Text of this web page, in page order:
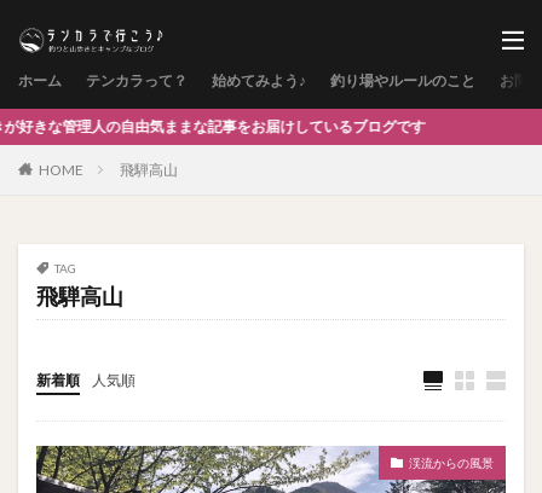
ホーム テンカラって？ 始めてみよう♪ 釣り場やルールのこと お問
自由気ままな記事をお届けしているブログです
HOME 飛騨高山
TAG
飛騨高山
新着順 人気順
渓流からの風景